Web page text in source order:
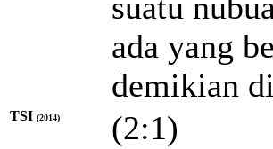
ada yang
demikian
TSI (2014) (2:1)